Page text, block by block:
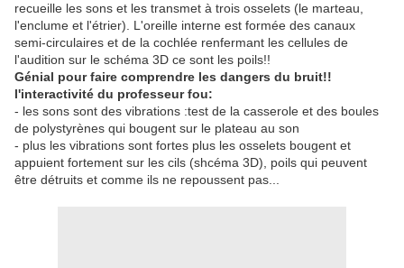
recueille les sons et les transmet à trois osselets (le marteau,
l'enclume et l'étrier). L'oreille interne est formée des canaux
semi-circulaires et de la cochlée renfermant les cellules de
l'audition sur le schéma 3D ce sont les poils!!
Génial pour faire comprendre les dangers du bruit!!
l'interactivité du professeur fou:
- les sons sont des vibrations :test de la casserole et des boules
de polystyrènes qui bougent sur le plateau au son
- plus les vibrations sont fortes plus les osselets bougent et
appuient fortement sur les cils (shcéma 3D), poils qui peuvent
être détruits et comme ils ne repoussent pas...